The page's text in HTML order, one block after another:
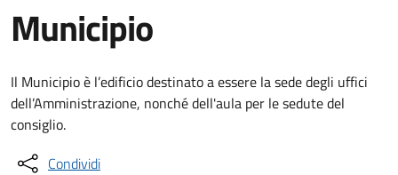
Municipio
Il Municipio è l’edificio destinato a essere la sede degli uffici
dell’Amministrazione, nonché dell'aula per le sedute del
consiglio.
Condividi